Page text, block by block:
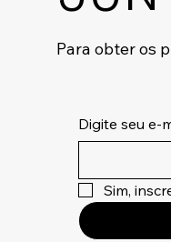
Para obter os
Digite seu e-
Sim,